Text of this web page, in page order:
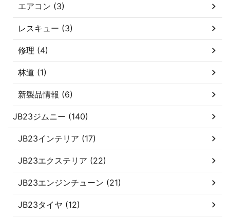
エアコン (3)
レスキュー (3)
修理 (4)
林道 (1)
新製品情報 (6)
JB23ジムニー (140)
JB23インテリア (17)
JB23エクステリア (22)
JB23エンジンチューン (21)
JB23タイヤ (12)